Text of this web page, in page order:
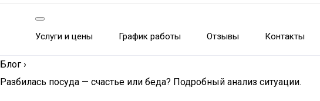
Услуги и цены График работы Отзывы Контакты
Блог ›
Разбилась посуда — счастье или беда? Подробный анализ ситуации.